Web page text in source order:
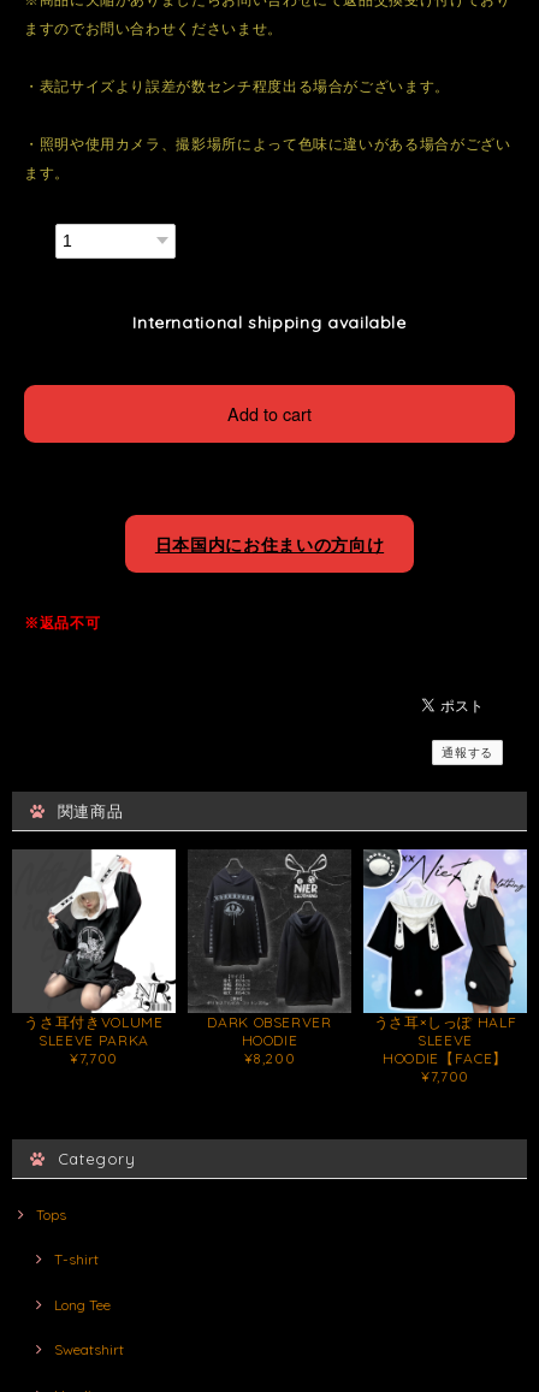
ますのでお問い合わせくださいませ。
・表記サイズより誤差が数センチ程度出る場合がございます。
・照明や使用カメラ、撮影場所によって色味に違いがある場合がござい
ます。
International shipping available
Add to cart
日本国内にお住まいの方向け
※返品不可
通報する
関連商品
うさ耳付きVOLUME
SLEEVE PARKA
¥7,700
DARK OBSERVER
HOODIE
¥8,200
うさ耳×しっぽ HALF
SLEEVE
HOODIE【FACE】
¥7,700
Category
Tops
T-shirt
Long Tee
Sweatshirt